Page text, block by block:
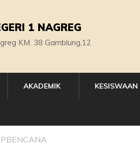
1 NAGREG
KM. 38 Gamblung,12
AKADEMIK KESISWAAN